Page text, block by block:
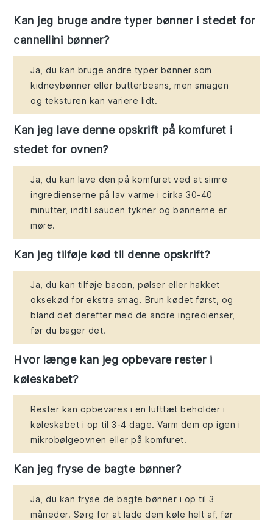
Kan jeg bruge andre typer bønner i stedet for
cannellini bønner?
Ja, du kan bruge andre typer bønner som
kidneybønner eller butterbeans, men smagen
og teksturen kan variere lidt.
Kan jeg lave denne opskrift på komfuret i
stedet for ovnen?
Ja, du kan lave den på komfuret ved at simre
ingredienserne på lav varme i cirka 30-40
minutter, indtil saucen tykner og bønnerne er
møre.
Kan jeg tilføje kød til denne opskrift?
Ja, du kan tilføje bacon, pølser eller hakket
oksekød for ekstra smag. Brun kødet først, og
bland det derefter med de andre ingredienser,
før du bager det.
Hvor længe kan jeg opbevare rester i
køleskabet?
Rester kan opbevares i en lufttæt beholder i
køleskabet i op til 3-4 dage. Varm dem op igen i
mikrobølgeovnen eller på komfuret.
Kan jeg fryse de bagte bønner?
Ja, du kan fryse de bagte bønner i op til 3
måneder. Sørg for at lade dem køle helt af, før